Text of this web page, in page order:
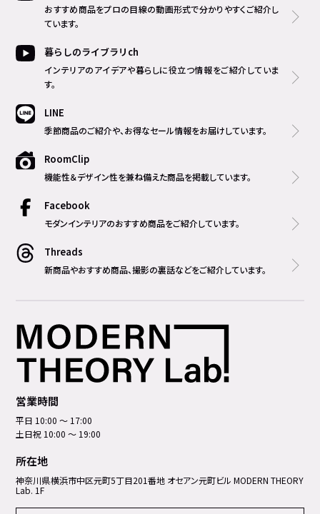
おすすめ商品をプロの目線の動画形式で分かりやすくご紹介し
ています。
暮らしのライブラリch
インテリアのアイデアや暮らしに役立つ情報をご紹介していま
す。
LINE
季節商品のご紹介や、お得なセール情報をお届けしています。
RoomClip
機能性＆デザイン性を兼ね備えた商品を掲載しています。
Facebook
モダンインテリアのおすすめ商品をご紹介しています。
Threads
新商品やおすすめ商品、撮影の裏話などをご紹介しています。
営業時間
平日 10:00 ～ 17:00
土日祝 10:00 ～ 19:00
所在地
神奈川県横浜市中区元町5丁⽬201番地 オセアン元町ビル MODERN THEORY
Lab. 1F